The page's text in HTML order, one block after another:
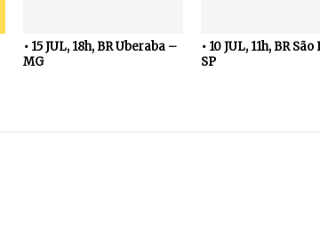
• 15 JUL, 18h, BR Uberaba –
MG
• 10 JUL, 11h, BR
SP